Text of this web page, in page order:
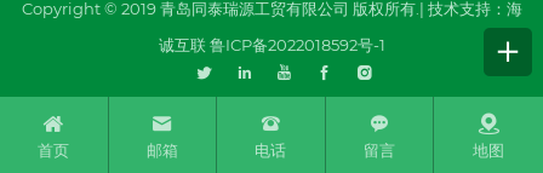
Copyright © 2019 青岛同泰瑞源工贸有限公司 版权所有.| 技术支持：海
诚互联 鲁ICP备2022018592号-1
首页 邮箱 电话 留言 地图